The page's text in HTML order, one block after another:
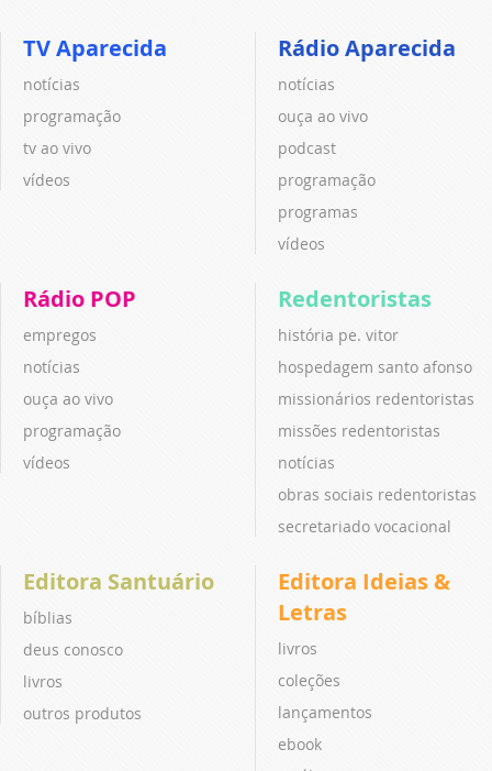
TV Aparecida
notícias
programação
tv ao vivo
vídeos
Rádio Aparecida
notícias
ouça ao vivo
podcast
programação
programas
vídeos
Rádio POP
empregos
notícias
ouça ao vivo
programação
vídeos
Redentoristas
história pe. vitor
hospedagem santo afonso
missionários redentoristas
missões redentoristas
notícias
obras sociais redentoristas
secretariado vocacional
Editora Santuário
bíblias
deus conosco
livros
outros produtos
Editora Ideias &
Letras
livros
coleções
lançamentos
ebook